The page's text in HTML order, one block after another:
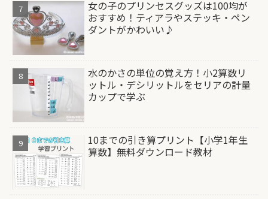
女の子のプリンセスグッズは100均が
おすすめ！ティアラやステッキ・ペン
ダントがかわいい♪
水のかさの単位の覚え方！小2算数リ
ットル・デシリットルをセリアの計量
カップで学ぶ
10までの引き算プリント【小学1年生
算数】無料ダウンロード教材